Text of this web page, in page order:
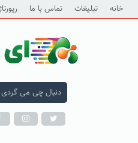
خانه تبلیغات تماس با ما